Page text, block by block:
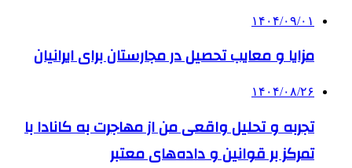
۱۴۰۴/۰۹/۰۱
مزایا و معایب تحصیل در مجارستان برای ایرانیان
۱۴۰۴/۰۸/۲۶
تجربه و تحلیل واقعی من از مهاجرت به کانادا با
تمرکز بر قوانین و داده‌های معتبر